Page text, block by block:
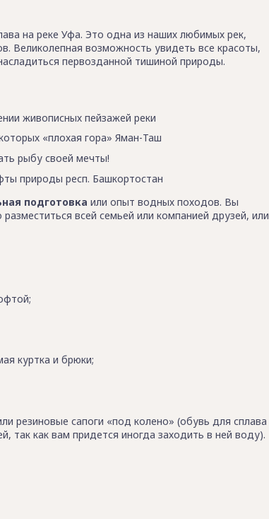
на реке Уфа. Это одна из наших любимых рек,
Великолепная возможность увидеть все красоты,
первозданной тишиной природы.
живописных пейзажей реки
«плохая гора» Яман-Таш
рыбу своей мечты!
природы респ. Башкортостан
подготовка или опыт водных походов. Вы
всей семьей или компанией друзей, или
куртка и брюки;
резиновые сапоги «под колено» (обувь для сплава
как вам придется иногда заходить в ней воду).